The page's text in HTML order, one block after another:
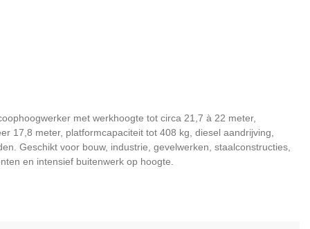
met werkhoogte tot circa 21,7 à 22 meter,
17,8 meter, platformcapaciteit tot 408 kg, diesel aandrijving,
Geschikt voor bouw, industrie, gevelwerken, staalconstructies,
en intensief buitenwerk op hoogte.